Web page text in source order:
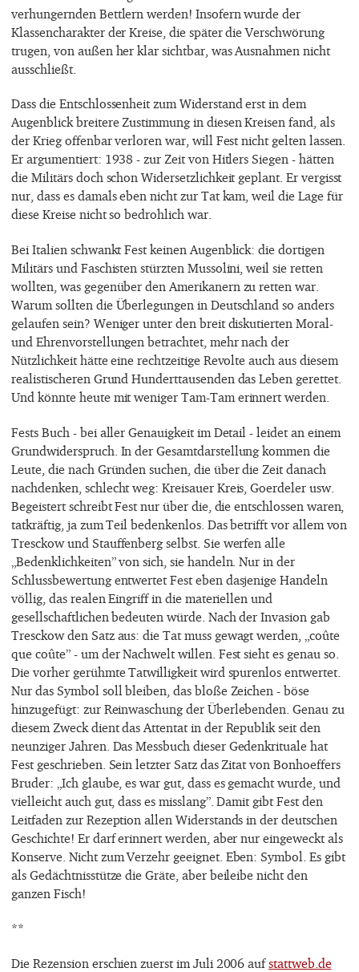
verhungernden Bettlern werden! Insofern wurde der
Klassencharakter der Kreise, die später die Verschwörung
trugen, von außen her klar sichtbar, was Ausnahmen nicht
ausschließt.
Dass die Entschlossenheit zum Widerstand erst in dem
Augenblick breitere Zustimmung in diesen Kreisen fand, als
der Krieg offenbar verloren war, will Fest nicht gelten lassen.
Er argumentiert: 1938 - zur Zeit von Hitlers Siegen - hätten
die Militärs doch schon Widersetzlichkeit geplant. Er vergisst
nur, dass es damals eben nicht zur Tat kam, weil die Lage für
diese Kreise nicht so bedrohlich war.
Bei Italien schwankt Fest keinen Augenblick: die dortigen
Militärs und Faschisten stürzten Mussolini, weil sie retten
wollten, was gegenüber den Amerikanern zu retten war.
Warum sollten die Überlegungen in Deutschland so anders
gelaufen sein? Weniger unter den breit diskutierten Moral-
und Ehrenvorstellungen betrachtet, mehr nach der
Nützlichkeit hätte eine rechtzeitige Revolte auch aus diesem
realistischeren Grund Hunderttausenden das Leben gerettet.
Und könnte heute mit weniger Tam-Tam erinnert werden.
Fests Buch - bei aller Genauigkeit im Detail - leidet an einem
Grundwiderspruch. In der Gesamtdarstellung kommen die
Leute, die nach Gründen suchen, die über die Zeit danach
nachdenken, schlecht weg: Kreisauer Kreis, Goerdeler usw.
Begeistert schreibt Fest nur über die, die entschlossen waren,
tatkräftig, ja zum Teil bedenkenlos. Das betrifft vor allem von
Tresckow und Stauffenberg selbst. Sie werfen alle
„Bedenklichkeiten” von sich, sie handeln. Nur in der
Schlussbewertung entwertet Fest eben dasjenige Handeln
völlig, das realen Eingriff in die materiellen und
gesellschaftlichen bedeuten würde. Nach der Invasion gab
Tresckow den Satz aus: die Tat muss gewagt werden, „coûte
que coûte” - um der Nachwelt willen. Fest sieht es genau so.
Die vorher gerühmte Tatwilligkeit wird spurenlos entwertet.
Nur das Symbol soll bleiben, das bloße Zeichen - böse
hinzugefügt: zur Reinwaschung der Überlebenden. Genau zu
diesem Zweck dient das Attentat in der Republik seit den
neunziger Jahren. Das Messbuch dieser Gedenkrituale hat
Fest geschrieben. Sein letzter Satz das Zitat von Bonhoeffers
Bruder: „Ich glaube, es war gut, dass es gemacht wurde, und
vielleicht auch gut, dass es misslang”. Damit gibt Fest den
Leitfaden zur Rezeption allen Widerstands in der deutschen
Geschichte! Er darf erinnert werden, aber nur eingeweckt als
Konserve. Nicht zum Verzehr geeignet. Eben: Symbol. Es gibt
als Gedächtnisstütze die Gräte, aber beileibe nicht den
ganzen Fisch!
**
Die Rezension erschien zuerst im Juli 2006 aufstattweb.de